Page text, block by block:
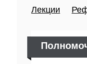
Лекции